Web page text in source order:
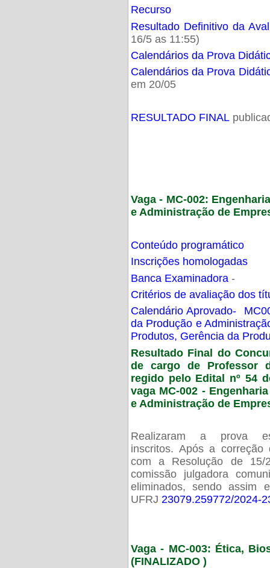
Recurso
Resultado Definitivo da
16/5 as 11:55)
Calendários da Prova
Calendários da Prova
em 20/05
RESULTADO FINAL
Vaga - MC-002:
e Administração de
Conteúdo programático
Inscrições homologadas
Banca Examinadora -
Critérios de avaliação dos
Calendário Aprovado-
da Produção e
Produtos, Gerência da
Resultado Final do
de cargo de Professor
regido pelo Edital nº 54
vaga MC-002 -
e Administração de
Realizaram a prova
inscritos. Após a
com a Resolução de 15/
comissão julgadora
eliminados, sendo assim
UFRJ 23079.259772/2024-
Vaga - MC-003: Ética,
(FINALIZADO )